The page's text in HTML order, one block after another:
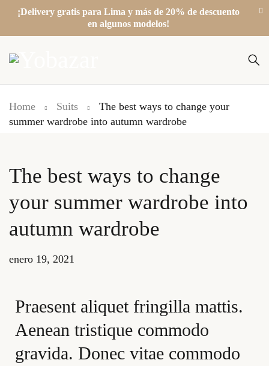
¡Delivery gratis para Lima y más de 20% de descuento
en algunos modelos!
Home Suits
The best ways to change your
summer wardrobe into autumn wardrobe
The best ways to change
your summer wardrobe into
autumn wardrobe
enero 19, 2021
Praesent aliquet fringilla mattis.
Aenean tristique commodo
gravida. Donec vitae commodo